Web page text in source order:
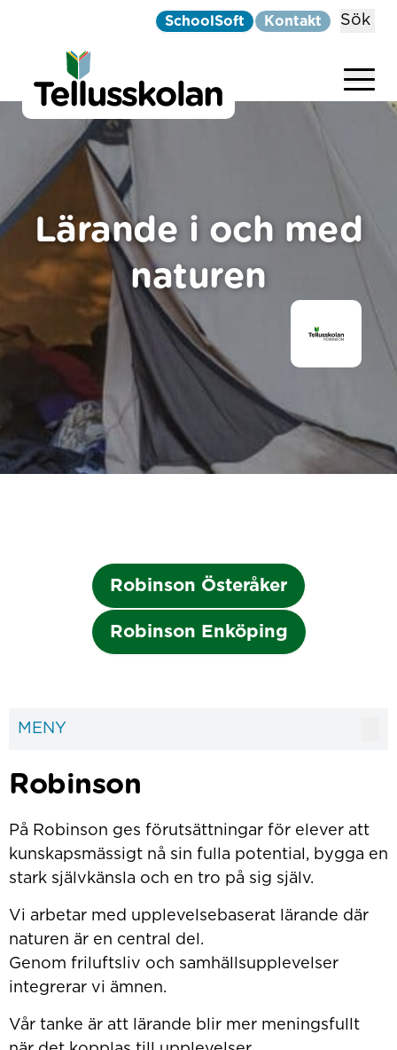
SchoolSoft Kontakt Sök
Hoppa till innehåll
Telluskolan
Lärande i och med
naturen
Robinson Enköping
Robinson Österåker
Robinson
På Robinson ges förutsättningar för elever att
kunskapsmässigt nå sin fulla potential, bygga en
stark självkänsla och en tro på sig själv.
Vi arbetar med upplevelsebaserat lärande där
naturen är en central del.
Genom friluftsliv och samhällsupplevelser
integrerar vi ämnen.
Vår tanke är att lärande blir mer meningsfullt
MENY